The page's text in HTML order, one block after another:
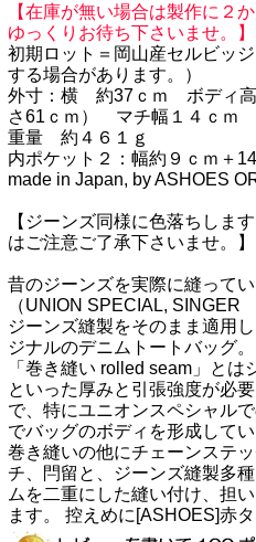
【在庫が無い場合は製作に２
ゆっくりお待ち下さいませ。】
初期ロット＝岡山産セルビッ
する場合があります。）
外寸：横 約37ｃｍ ボディ高
さ61ｃｍ） マチ幅１４ｃｍ
重量 約４６１ｇ
内ポケット２：幅約９ｃｍ＋
made in Japan, by ASHOES
【ジーンズ同様に色落ちしま
はご注意ご了承下さいませ。】
昔のジーンズを実際に縫って
（UNION SPECIAL, SINGER
ジーンズ縫製をそのまま適用
ジナルのデニムトートバッグ。
「巻き縫い rolled seam」と
といった厚みと引張強度が必
で、特にユニオンスペシャル
でバッグのボディを形成してい
巻き縫いの他にチェーンステ
チ、閂留と、ジーンズ縫製多
ムを二重にした縫い付け、担
ます。 控えめに[ASHOES]赤